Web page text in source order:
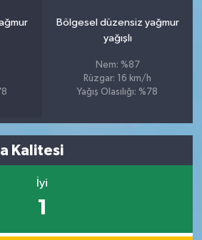
Bölgesel düzensiz yağmur
yağışlı
Nem: %87
Rüzgar: 16 km/h
Yağış Olasılığı: %78
Kalitesi
İyi
1